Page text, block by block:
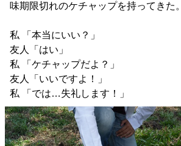
味期限切れのケチャップを持ってきた。
私 「本当にいい？」
友人「はい」
私 「ケチャップだよ？」
友人「いいですよ！」
私 「では…失礼します！」